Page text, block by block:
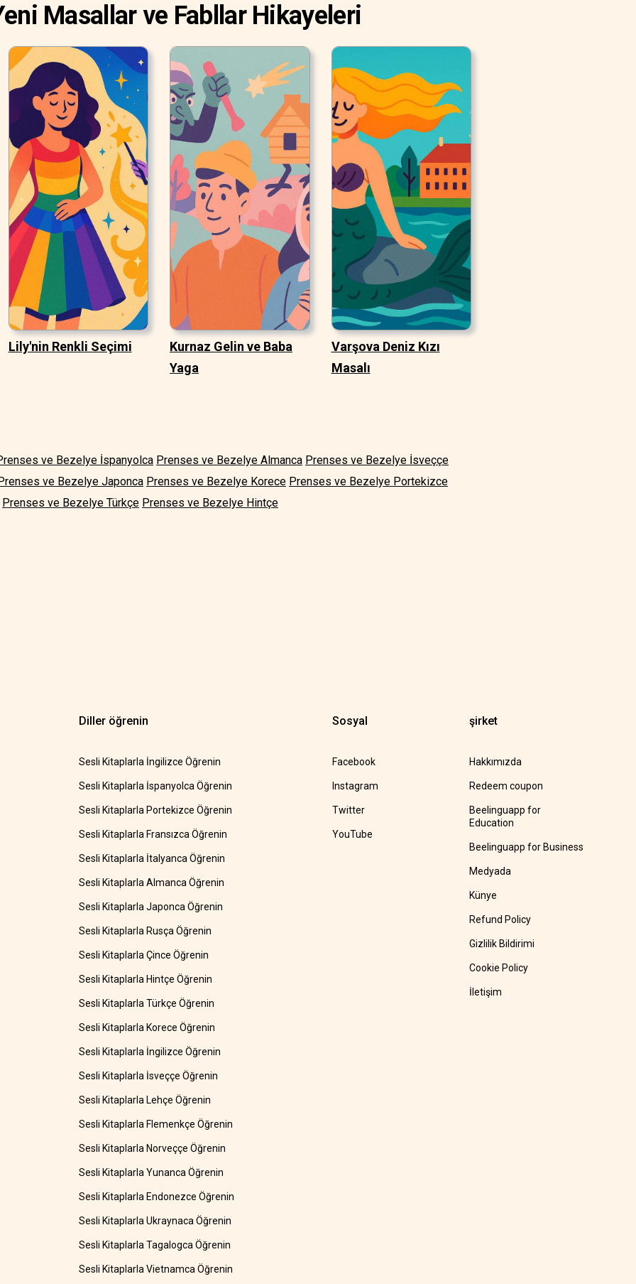
Masallar ve Fabllar Hikayeleri
Lily'nin Renkli Seçimi
Kurnaz Gelin ve Baba
Yaga
Varşova Deniz Kızı
Masalı
ve Bezelye İspanyolca Prenses ve Bezelye Almanca Prenses ve Bezelye İsveççe
ve Bezelye Japonca Prenses ve Bezelye Korece Prenses ve Bezelye Portekizce
Prenses ve Bezelye Türkçe Prenses ve Bezelye Hintçe
Diller öğrenin
Sesli Kitaplarla İngilizce Öğrenin
Sesli Kitaplarla İspanyolca Öğrenin
Sesli Kitaplarla Portekizce Öğrenin
Sesli Kitaplarla Fransızca Öğrenin
Sesli Kitaplarla İtalyanca Öğrenin
Sesli Kitaplarla Almanca Öğrenin
Sesli Kitaplarla Japonca Öğrenin
Sesli Kitaplarla Rusça Öğrenin
Sesli Kitaplarla Çince Öğrenin
Sesli Kitaplarla Hintçe Öğrenin
Sesli Kitaplarla Türkçe Öğrenin
Sesli Kitaplarla Korece Öğrenin
Sesli Kitaplarla İngilizce Öğrenin
Sesli Kitaplarla İsveççe Öğrenin
Sesli Kitaplarla Lehçe Öğrenin
Sesli Kitaplarla Flemenkçe Öğrenin
Sesli Kitaplarla Norveççe Öğrenin
Sesli Kitaplarla Yunanca Öğrenin
Sesli Kitaplarla Endonezce Öğrenin
Sesli Kitaplarla Ukraynaca Öğrenin
Sesli Kitaplarla Tagalogca Öğrenin
Sesli Kitaplarla Vietnamca Öğrenin
Sosyal
Facebook
Instagram
Twitter
YouTube
şirket
Hakkımızda
Redeem coupon
Beelinguapp for
Education
Beelinguapp for Business
Medyada
Künye
Refund Policy
Gizlilik Bildirimi
Cookie Policy
İletişim